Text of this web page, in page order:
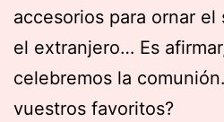
accesorios para ornar el
el extranjero… Es
celebremos la
vuestros favoritos?